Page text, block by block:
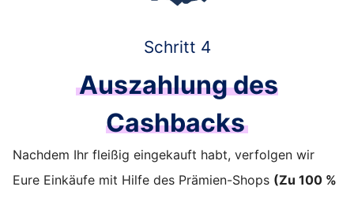
Schritt 4
Auszahlung des
Cashbacks
Nachdem Ihr fleißig eingekauft habt, verfolgen wir
Eure Einkäufe mit Hilfe des Prämien-Shops (Zu 100 %